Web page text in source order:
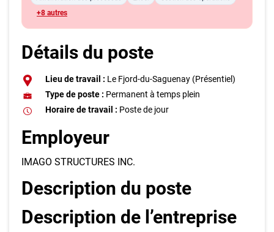
+8 autres
Détails du poste
Lieu de travail : Le Fjord-du-Saguenay (Présentiel)
Type de poste : Permanent à temps plein
Horaire de travail : Poste de jour
Employeur
IMAGO STRUCTURES INC.
Description du poste
Description de l’entreprise